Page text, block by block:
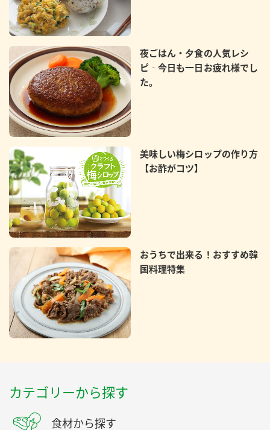
夜ごはん・夕食の人気レシ
ピ‐今日も一日お疲れ様でし
た。
美味しい梅シロップの作り方
【お酢がコツ】
おうちで出来る！おすすめ韓
国料理特集
カテゴリーから探す
食材から探す